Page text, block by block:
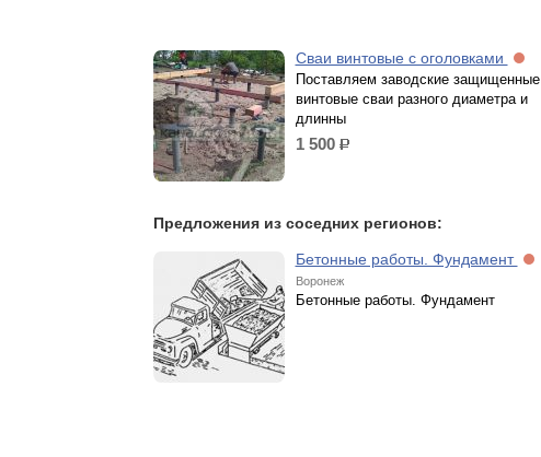
Сваи винтовые с оголовками
Поставляем заводские защищенные
винтовые сваи разного диаметра и
длинны
1 500 р.
Предложения из соседних регионов:
Бетонные работы. Фундамент
Воронеж
Бетонные работы. Фундамент